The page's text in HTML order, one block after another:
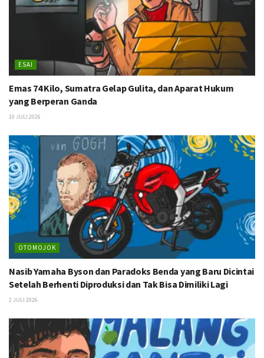
ESAI
Emas 74 Kilo, Sumatra Gelap Gulita, dan Aparat Hukum
yang Berperan Ganda
10 JULI 2026
OTOMOJOK
Nasib Yamaha Byson dan Paradoks Benda yang Baru Dicintai
Setelah Berhenti Diproduksi dan Tak Bisa Dimiliki Lagi
2 JULI 2026